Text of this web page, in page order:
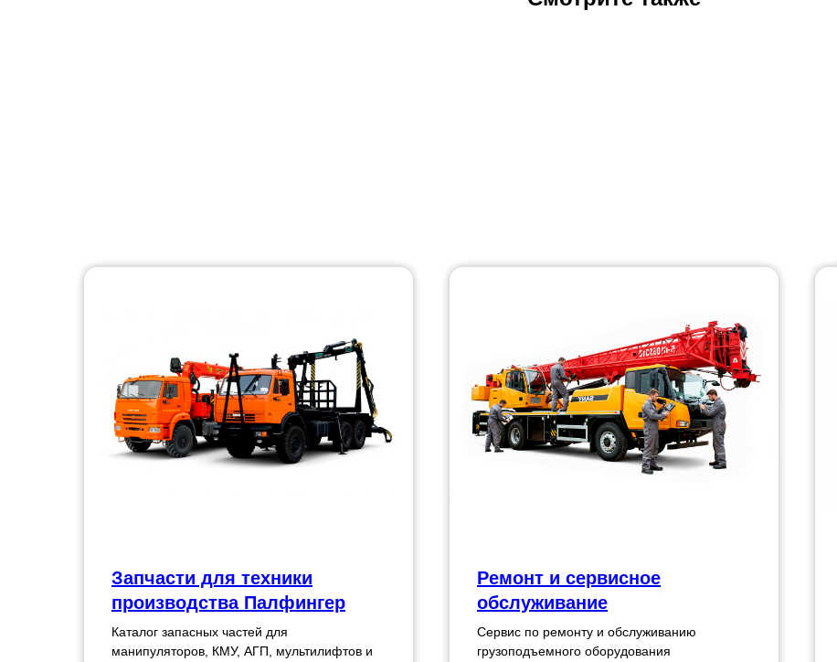
Запчасти для техники
производства Палфингер
Каталог запасных частей для
манипуляторов, КМУ, АГП, мультилифтов и
Ремонт и сервисное
обслуживание
Сервис по ремонту и обслуживанию
грузоподъемного оборудования